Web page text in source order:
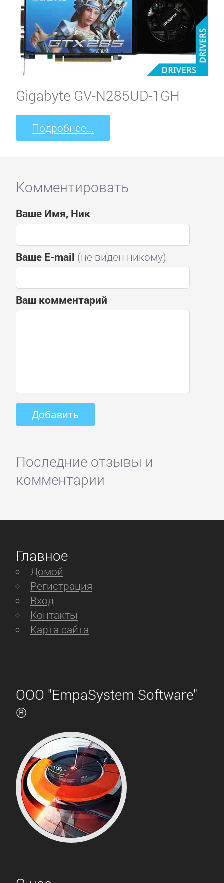
Gigabyte GV-N285UD-1GH
Подробнее...
Комментировать
Ваше Имя, Ник
Ваше E-mail (не виден никому)
Ваш комментарий
Последние отзывы и
комментарии
Главное
Домой
Регистрация
Вход
Контакты
Карта сайта
ООО "EmpaSystem Software"
®